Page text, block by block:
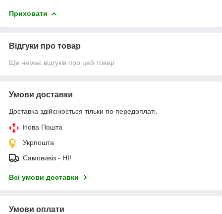
Приховати
Відгуки про товар
Ще немає відгуків про цей товар
Умови доставки
Доставка здійснюється тільки по передоплаті.
Нова Пошта
Укрпошта
Самовивіз - НІ!
Всі умови доставки
Умови оплати